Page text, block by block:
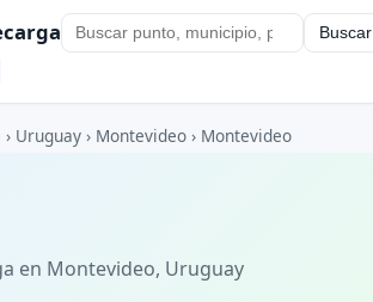
Buscar
› Uruguay › Montevideo › Montevideo
en Montevideo, Uruguay